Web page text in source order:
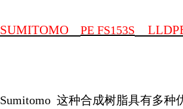
SUMITOMO PE FS153S
Sumitomo 这种合成树脂具有多种